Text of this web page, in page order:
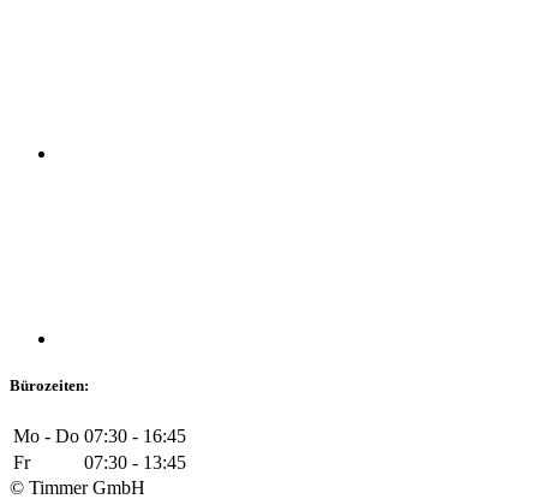
Bürozeiten:
Mo - Do 07:30 - 16:45
Fr
07:30 - 13:45
© Timmer GmbH